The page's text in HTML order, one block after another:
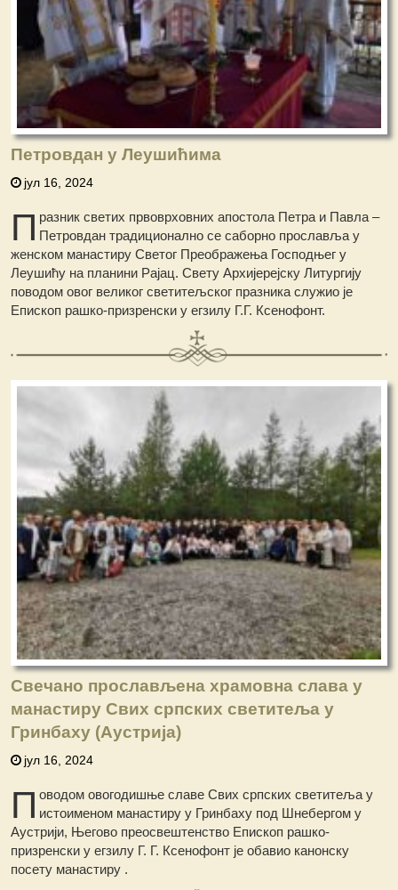
Петровдан у Леушићима
јул 16, 2024
П разник светих првоврховних апостола Петра и Павла –
Петровдан традиционално се саборно прославља у
женском манастиру Светог Преображења Господњег у
Леушићу на планини Рајац. Свету Архијерејску Литургију
поводом овог великог светитељског празника служио је
Епископ рашко-призренски у егзилу Г.Г. Ксенофонт.
Свечано прослављена храмовна слава у
манастиру Свих српских светитеља у
Гринбаху (Аустрија)
јул 16, 2024
П оводом овогодишње славе Свих српских светитеља у
истоименом манастиру у Гринбаху под Шнебергом у
Аустрији, Његово преосвештенство Епископ рашко-
призренски у егзилу Г. Г. Ксенофонт је обавио канонску
посету манастиру .